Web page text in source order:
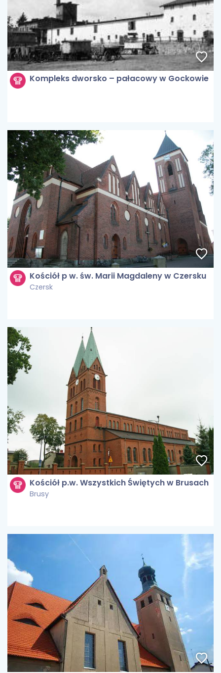
Kompleks dworsko – pałacowy w Gockowie
Kościół p w. św. Marii Magdaleny w Czersku
Czersk
Kościół p.w. Wszystkich Świętych w Brusach
Brusy